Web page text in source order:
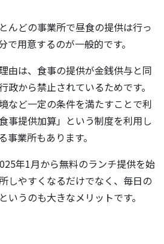
んどの事業所で昼食の提供は行っ
で用意するのが一般的です。
由は、食事の提供が金銭供与と同
政から禁止されているためです。
など一定の条件を満たすことで利
事提供加算」という制度を利用し
事業所もあります。
年1月から無料のランチ提供を始
しやすくなるだけでなく、毎日の
いうのも大きなメリットです。